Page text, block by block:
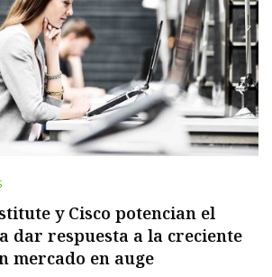
y Cisco potencian el
dar respuesta a la creciente
mercado en auge